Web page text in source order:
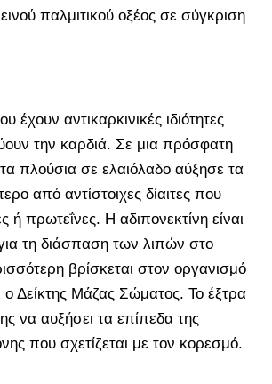
παλμιτικού οξέος σε σύγκριση
έχουν αντικαρκινικές ιδιότητες
την καρδιά. Σε μια πρόσφατη
πλούσια σε ελαιόλαδο αύξησε τα
από αντίστοιχες δίαιτες που
πρωτεΐνες. Η αδιπονεκτίνη είναι
τη διάσπαση των λιπών στο
βρίσκεται στον οργανισμό
ο Δείκτης Μάζας Σώματος. Το έξτρα
να αυξήσει τα επίπεδα της
που σχετίζεται με τον κορεσμό.